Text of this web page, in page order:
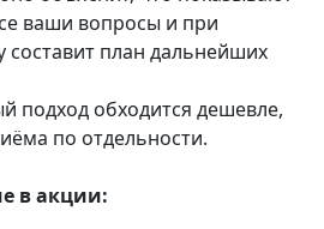
ваши вопросы и при
составит план дальнейших
подход обходится дешевле,
по отдельности.
в акции: